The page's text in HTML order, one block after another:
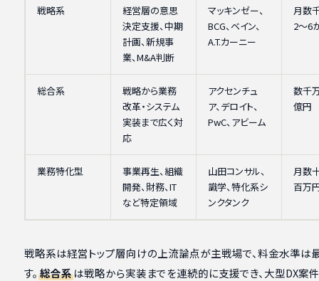
戦略系
経営層の意思
決定支援、中期
計画、新規事
業、M&A判断
マッキンゼー、
BCG、ベイン、
A.T.カーニー
月数
2〜6
総合系
戦略から業務
改革・システム
実装まで広く対
応
アクセンチュ
ア、デロイト、
PwC、アビーム
数千
億円
業務特化型
事業再生、組織
開発、財務、IT
など特定領域
山田コンサル、
識学、特化系シ
ンクタンク
月数
百万
戦略系は経営トップ層向けの上流論点が主戦場で、料金水準は
す。 総合系は戦略から実装までを連続的に支援でき、大型DX案